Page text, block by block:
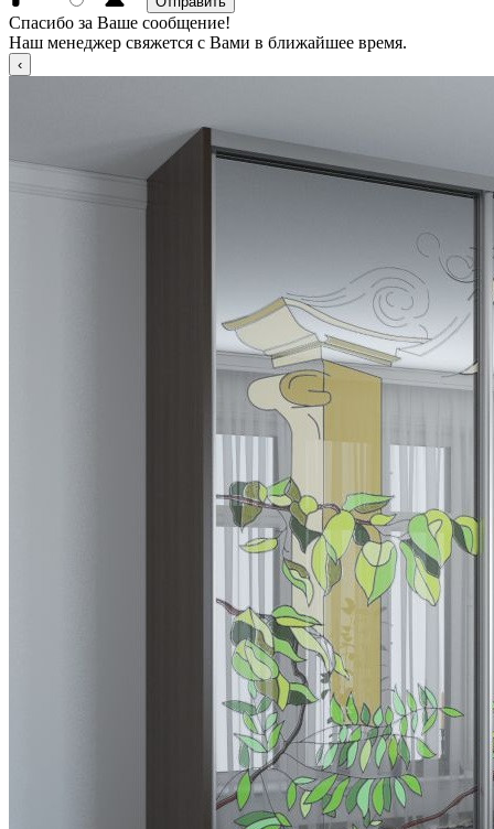
Спасибо за Ваше сообщение!
Наш менеджер свяжется с Вами в ближайшее время.